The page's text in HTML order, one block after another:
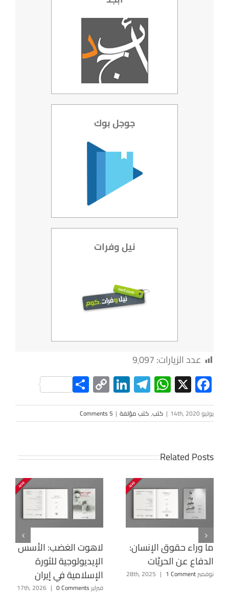
جوجل بوك
نيل وفرات
عدد الزيارات:9٬097
Facebook
X
WhatsApp
Telegram
LinkedIn
Copy
Link
Share
يوليو 14th, 2020 | كتب,كتب مؤلفة |
5 Comments
Related Posts
لاهوت الغضب: الأسس
الإيديولوجية للثورة
الإسلامية في إيران
فبراير 17th, 2026 | 0 Comments
ما وراء حقوق الإنسان:
الدفاع عن الحريَّات
نوفمبر 28th, 2025 | 1 Comment